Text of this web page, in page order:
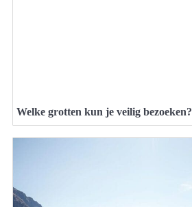
Welke grotten kun je veilig bezoeken?